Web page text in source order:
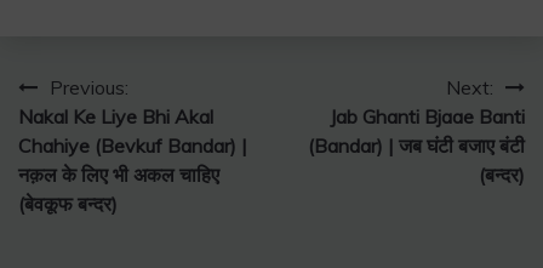
Post
navigation
Previous:
Nakal Ke Liye Bhi Akal
Chahiye (Bevkuf Bandar) |
नक़ल के लिए भी अकल चाहिए
(बेवकूफ बन्दर)
Next:
Jab Ghanti Bjaae Banti
(Bandar) | जब घंटी बजाए बंटी
(बन्दर)